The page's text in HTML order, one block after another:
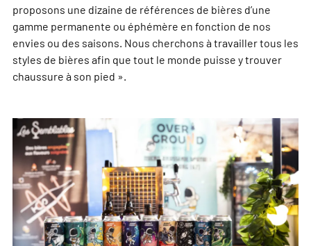
proposons une dizaine de références de bières d’une
gamme permanente ou éphémère en fonction de nos
envies ou des saisons. Nous cherchons à travailler tous les
styles de bières afin que tout le monde puisse y trouver
chaussure à son pied ».